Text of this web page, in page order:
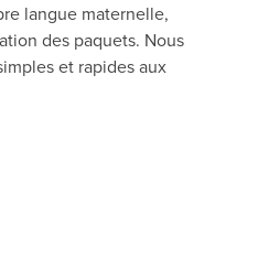
langue maternelle,
des paquets. Nous
et rapides aux